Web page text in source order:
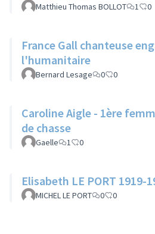
Matthieu Thomas BOLLOT 1 0
France Gall chanteuse
l'humanitaire
Bernard Lesage 0 0
Caroline Aigle - 1ère
de chasse
Gaelle 1 0
Elisabeth LE PORT 1919-
MICHEL LE PORT 0 0